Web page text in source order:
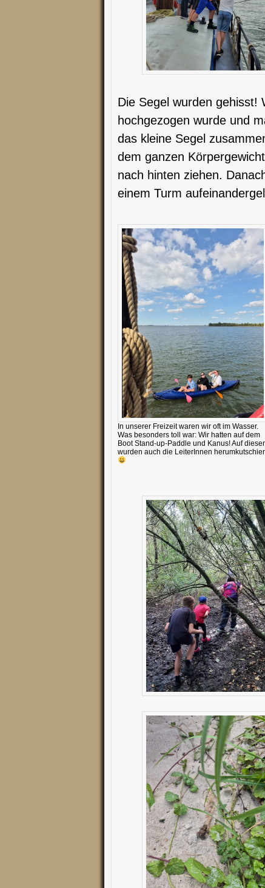
Die Segel wurden gehisst!
hochgezogen wurde und
das kleine Segel
dem ganzen
nach hinten ziehen.
einem Turm
In unserer Freizeit waren wir oft im Wasser.
Was besonders toll war: Wir hatten auf dem
Boot Stand-up-Paddle und Kanus! Auf
wurden auch die LeiterInnen